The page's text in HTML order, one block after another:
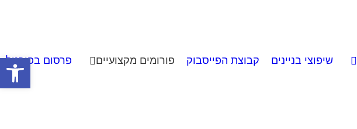
פתח שיפוצי בניינים קבוצת הפייסבוק פורומים מקצועיים פרסום בפורטל